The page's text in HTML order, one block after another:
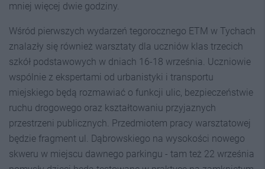
mniej więcej dwie godziny.
Wśród pierwszych wydarzeń tegorocznego ETM w Tychach
znalazły się również warsztaty dla uczniów klas trzecich
szkół podstawowych w dniach 16-18 września. Uczniowie
wspólnie z ekspertami od urbanistyki i transportu
miejskiego będą rozmawiać o funkcji ulic, bezpieczeństwie
ruchu drogowego oraz kształtowaniu przyjaznych
przestrzeni publicznych. Przedmiotem pracy warsztatowej
będzie fragment ul. Dąbrowskiego na wysokości nowego
skweru w miejscu dawnego parkingu - tam też 22 września